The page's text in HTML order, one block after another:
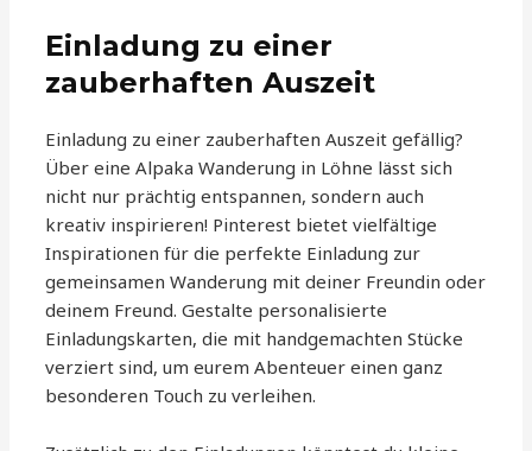
Einladung zu einer
zauberhaften Auszeit
Einladung zu einer zauberhaften Auszeit gefällig?
Über eine Alpaka Wanderung in Löhne lässt sich
nicht nur prächtig entspannen, sondern auch
kreativ inspirieren! Pinterest bietet vielfältige
Inspirationen für die perfekte Einladung zur
gemeinsamen Wanderung mit deiner Freundin oder
deinem Freund. Gestalte personalisierte
Einladungskarten, die mit handgemachten Stücke
verziert sind, um eurem Abenteuer einen ganz
besonderen Touch zu verleihen.